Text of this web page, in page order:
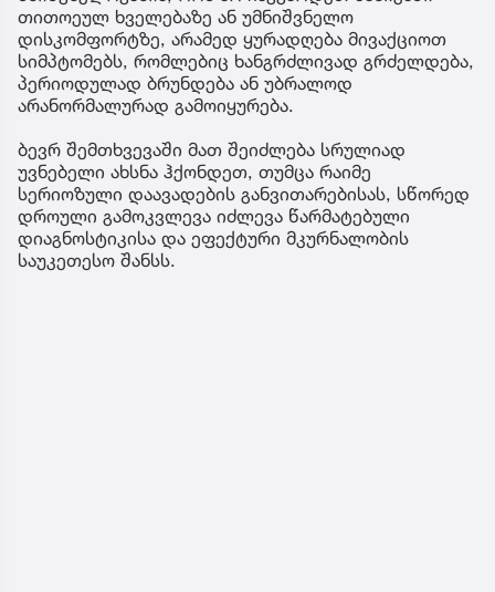
თითოეულ ხველებაზე ან უმნიშვნელო
დისკომფორტზე, არამედ ყურადღება მივაქციოთ
სიმპტომებს, რომლებიც ხანგრძლივად გრძელდება,
პერიოდულად ბრუნდება ან უბრალოდ
არანორმალურად გამოიყურება.
ბევრ შემთხვევაში მათ შეიძლება სრულიად
უვნებელი ახსნა ჰქონდეთ, თუმცა რაიმე
სერიოზული დაავადების განვითარებისას, სწორედ
დროული გამოკვლევა იძლევა წარმატებული
დიაგნოსტიკისა და ეფექტური მკურნალობის
საუკეთესო შანსს.